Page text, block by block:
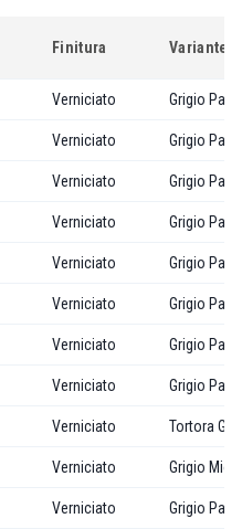
Finitura Variante
Verniciato Grigio
Verniciato Grigio
Verniciato Grigio
Verniciato Grigio
Verniciato Grigio
Verniciato Grigio
Verniciato Grigio
Verniciato Grigio
Verniciato Tortora
Verniciato Grigio
Verniciato Grigio